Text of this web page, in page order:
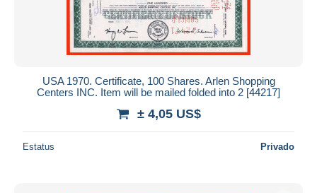
USA 1970. Certificate, 100 Shares. Arlen Shopping
Centers INC. Item will be mailed folded into 2 [44217]
± 4,05 US$
Estatus Privado